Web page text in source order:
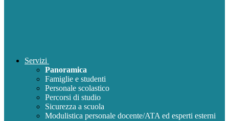
Servizi
Panoramica
Famiglie e studenti
Personale scolastico
Percorsi di studio
Sicurezza a scuola
Modulistica personale docente/ATA ed esperti esterni